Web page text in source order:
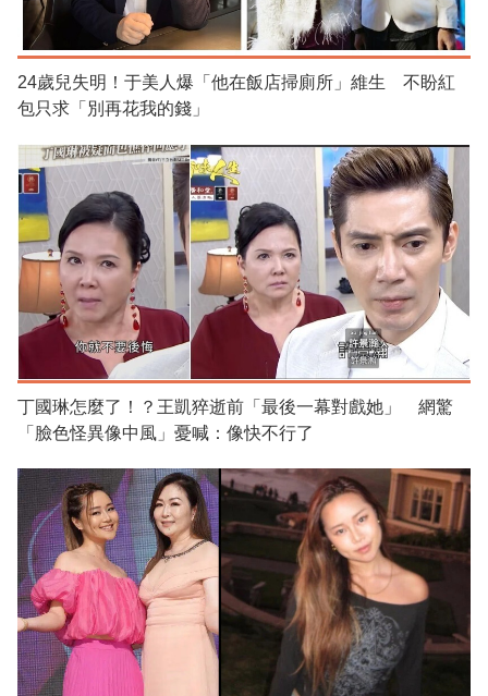
24歲兒失明！于美人爆「他在飯店掃廁所」維生 不盼紅
包只求「別再花我的錢」
丁國琳怎麼了！？王凱猝逝前「最後一幕對戲她」 網驚
「臉色怪異像中風」憂喊：像快不行了